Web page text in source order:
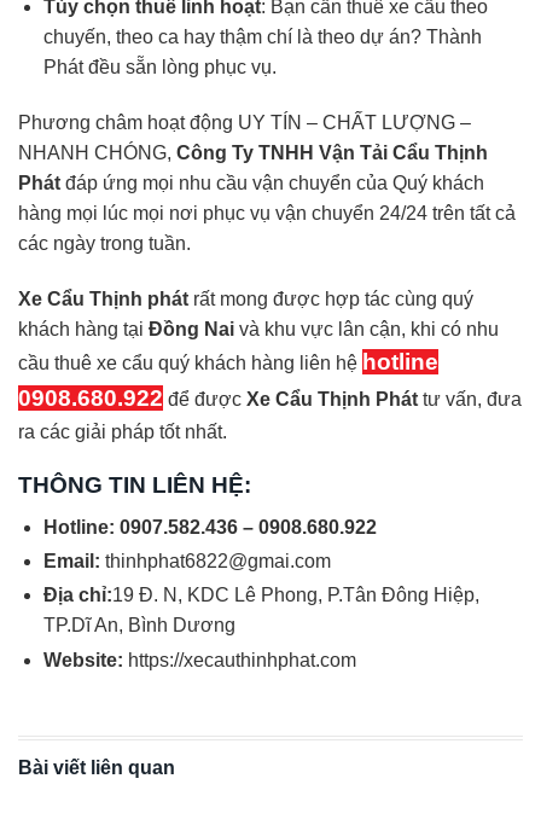
Tùy chọn thuê linh hoạt: Bạn cần thuê xe cẩu theo
chuyến, theo ca hay thậm chí là theo dự án? Thành
Phát đều sẵn lòng phục vụ.
Phương châm hoạt động UY TÍN – CHẤT LƯỢNG –
NHANH CHÓNG, Công Ty TNHH Vận Tải Cẩu Thịnh
Phát đáp ứng mọi nhu cầu vận chuyển của Quý khách
hàng mọi lúc mọi nơi phục vụ vận chuyển 24/24 trên tất cả
các ngày trong tuần.
Xe Cẩu Thịnh phát rất mong được hợp tác cùng quý
khách hàng tại Đồng Nai và khu vực lân cận, khi có nhu
cầu thuê xe cẩu quý khách hàng liên hệ hotline
0908.680.922 để được Xe Cẩu Thịnh Phát tư vấn, đưa
ra các giải pháp tốt nhất.
THÔNG TIN LIÊN HỆ:
Hotline: 0907.582.436 – 0908.680.922
Email: thinhphat6822@gmai.com
Địa chỉ:19 Đ. N, KDC Lê Phong, P.Tân Đông Hiệp,
TP.Dĩ An, Bình Dương
Website: https://xecauthinhphat.com
Bài viết liên quan